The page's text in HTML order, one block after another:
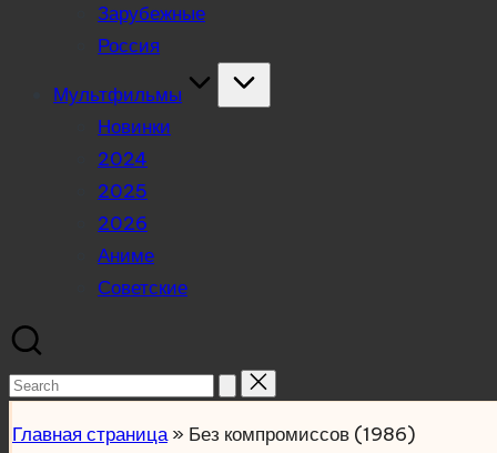
Зарубежные
Россия
Мультфильмы
Новинки
2024
2025
2026
Аниме
Советские
Search
Главная страница» Без компромиссов (1986)